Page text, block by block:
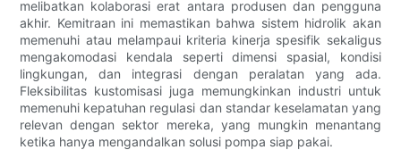
melibatkan kolaborasi erat antara produsen dan pengguna
akhir. Kemitraan ini memastikan bahwa sistem hidrolik akan
memenuhi atau melampaui kriteria kinerja spesifik sekaligus
mengakomodasi kendala seperti dimensi spasial, kondisi
lingkungan, dan integrasi dengan peralatan yang ada.
Fleksibilitas kustomisasi juga memungkinkan industri untuk
memenuhi kepatuhan regulasi dan standar keselamatan yang
relevan dengan sektor mereka, yang mungkin menantang
ketika hanya mengandalkan solusi pompa siap pakai.